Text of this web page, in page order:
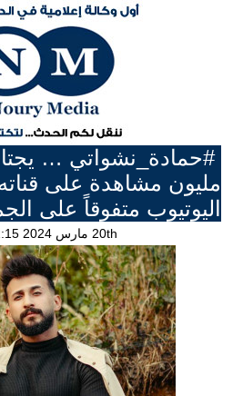
مليون مشاهدة على
اليوتيوب متفوقاً على
20th مارس 2024 2:15 مساءً